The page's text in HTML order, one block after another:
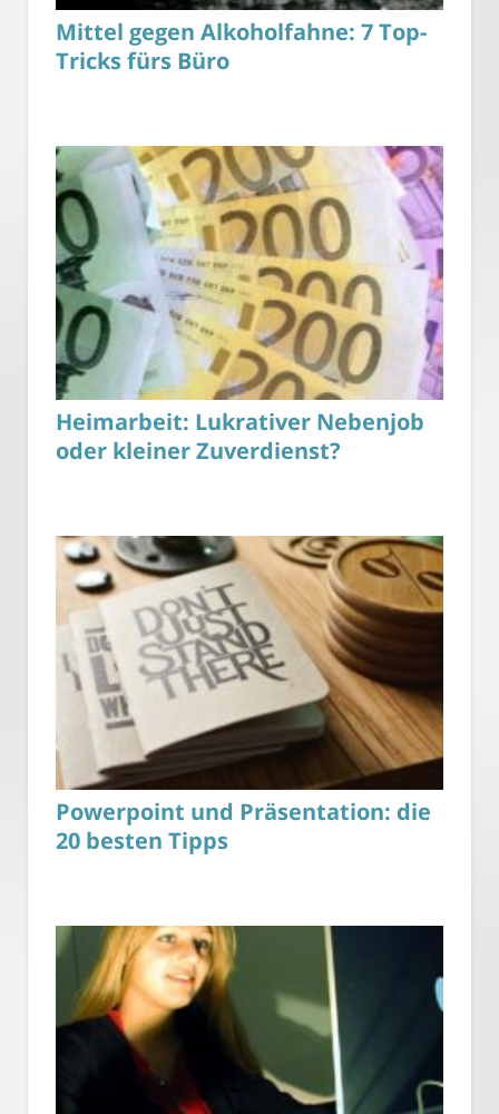
Mittel gegen Alkoholfahne: 7 Top-
Tricks fürs Büro
Heimarbeit: Lukrativer Nebenjob
oder kleiner Zuverdienst?
Powerpoint und Präsentation: die
20 besten Tipps